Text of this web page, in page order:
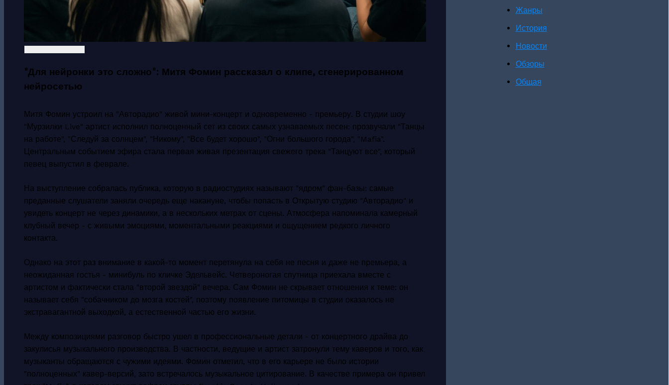
"Для нейронки это сложно": Митя Фомин рассказал о клипе, сгенерированном
нейросетью
Митя Фомин устроил на "Авторадио" живой мини-концерт и одновременно - премьеру. В студии шоу
"Мурзилки Live" артист исполнил полноценный сет из своих самых узнаваемых песен: прозвучали "Танцы
на работе", "Следуй за солнцем", "Никому", "Все будет хорошо", "Огни большого города", "Mafia".
Центральным событием эфира стала первая живая презентация свежего трека "Танцуют все", который
певец выпустил в феврале.
На выступление собралась публика, которую в радиостудиях называют "ядром" фан-базы: самые
преданные слушатели заняли очередь еще накануне, чтобы попасть в Открытую студию "Авторадио" и
увидеть концерт не через динамики, а в нескольких метрах от сцены. Атмосфера напоминала камерный
клубный вечер - с живыми эмоциями, моментальными реакциями и ощущением редкого личного
контакта.
Однако на этот раз внимание в какой-то момент перетянула на себя не песня и даже не премьера, а
неожиданная гостья - минибуль по кличке Эдельвейс. Четвероногая спутница приехала вместе с
артистом и фактически стала "второй звездой" вечера. Сам Фомин не скрывает отношения к теме: он
называет себя "собачником до мозга костей", поэтому появление питомицы в студии оказалось не
экстравагантной выходкой, а естественной частью его жизни.
Между композициями разговор быстро ушел в профессиональные детали - от концертного драйва до
закулисья музыкального производства. В частности, ведущие и артист затронули тему каверов и того, как
музыканты обращаются с чужими идеями. Фомин отметил, что в его карьере не было истории
"полноценных" кавер-версий, зато встречалось музыкальное цитирование. В качестве примера он привел
Жанры
История
Новости
Обзоры
Общая